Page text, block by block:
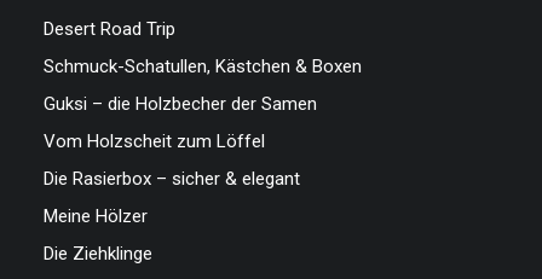
Desert Road Trip
Schmuck-Schatullen, Kästchen & Boxen
Guksi – die Holzbecher der Samen
Vom Holzscheit zum Löffel
Die Rasierbox – sicher & elegant
Meine Hölzer
Die Ziehklinge